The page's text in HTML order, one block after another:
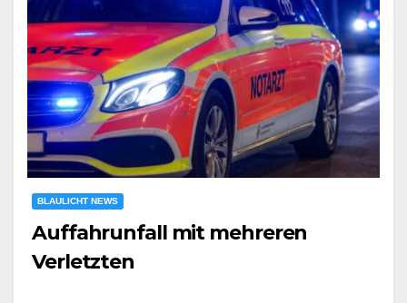
BLAULICHT NEWS
Auffahrunfall mit mehreren
Verletzten